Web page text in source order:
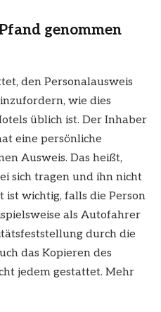
genommen
den Personalausweis
wie dies
üblich ist. Der Inhaber
eine persönliche
Ausweis. Das heißt,
sich tragen und ihn nicht
ist wichtig, falls die Person
als Autofahrer
durch die
das Kopieren des
jedem gestattet. Mehr